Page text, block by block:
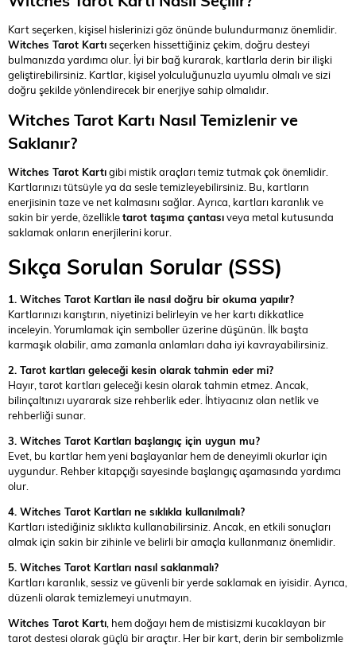
Kart seçerken, kişisel hislerinizi göz önünde bulundurmanız önemlidir.
Witches Tarot Kartıseçerken hissettiğiniz çekim, doğru desteyi
bulmanızda yardımcı olur. İyi bir bağ kurarak, kartlarla derin bir ilişki
geliştirebilirsiniz. Kartlar, kişisel yolculuğunuzla uyumlu olmalı ve sizi
doğru şekilde yönlendirecek bir enerjiye sahip olmalıdır.
Witches Tarot Kartı Nasıl Temizlenir ve
Saklanır?
Witches Tarot Kartıgibi mistik araçları temiz tutmak çok önemlidir.
Kartlarınızı tütsüyle ya da sesle temizleyebilirsiniz. Bu, kartların
enerjisinin taze ve net kalmasını sağlar. Ayrıca, kartları karanlık ve
sakin bir yerde, özellikletarot taşıma çantasıveya metal kutusunda
saklamak onların enerjilerini korur.
Sıkça Sorulan Sorular (SSS)
1. Witches Tarot Kartları ile nasıl doğru bir okuma yapılır?
Kartlarınızı karıştırın, niyetinizi belirleyin ve her kartı dikkatlice
inceleyin. Yorumlamak için semboller üzerine düşünün. İlk başta
karmaşık olabilir, ama zamanla anlamları daha iyi kavrayabilirsiniz.
2. Tarot kartları geleceği kesin olarak tahmin eder mi?
Hayır, tarot kartları geleceği kesin olarak tahmin etmez. Ancak,
bilinçaltınızı uyararak size rehberlik eder. İhtiyacınız olan netlik ve
rehberliği sunar.
3. Witches Tarot Kartları başlangıç için uygun mu?
Evet, bu kartlar hem yeni başlayanlar hem de deneyimli okurlar için
uygundur. Rehber kitapçığı sayesinde başlangıç aşamasında yardımcı
olur.
4. Witches Tarot Kartları ne sıklıkla kullanılmalı?
Kartları istediğiniz sıklıkta kullanabilirsiniz. Ancak, en etkili sonuçları
almak için sakin bir zihinle ve belirli bir amaçla kullanmanız önemlidir.
5. Witches Tarot Kartları nasıl saklanmalı?
Kartları karanlık, sessiz ve güvenli bir yerde saklamak en iyisidir. Ayrıca,
düzenli olarak temizlemeyi unutmayın.
Witches Tarot Kartı, hem doğayı hem de mistisizmi kucaklayan bir
tarot destesi olarak güçlü bir araçtır. Her bir kart, derin bir sembolizmle